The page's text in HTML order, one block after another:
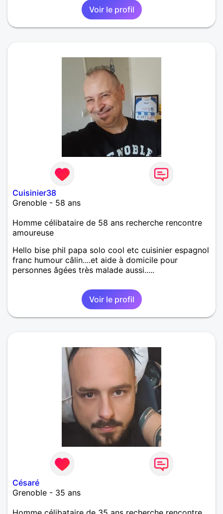
Voir le profil
Cuisinier38
Grenoble - 58 ans
Homme célibataire de 58 ans recherche rencontre
amoureuse
Hello bise phil papa solo cool etc cuisinier espagnol
franc humour câlin....et aide à domicile pour
personnes âgées très malade aussi.....
Voir le profil
Césaré
Grenoble - 35 ans